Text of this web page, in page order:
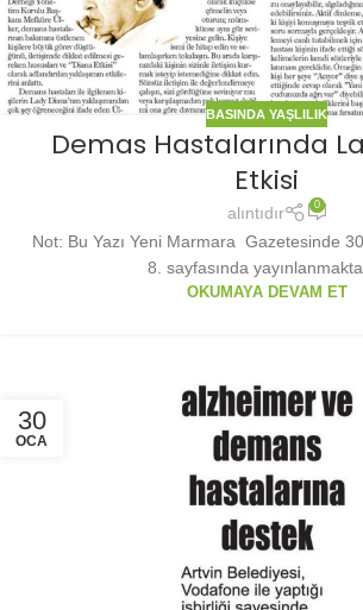
BASINDA YAŞLILIK
Demas Hastalarında
Etkisi
alıntıdır 0
Not: Bu Yazı Yeni Marmara Gazetesinde
8. sayfasında
OKUMAYA DEVAM ET
30
OCA